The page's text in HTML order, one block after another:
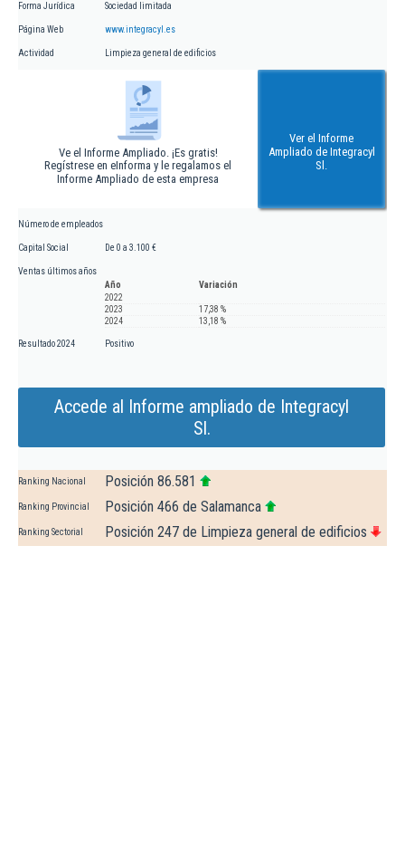
Forma Jurídica Sociedad limitada
Página Web www.integracyl.es
Actividad Limpieza general de edificios
Ve el Informe Ampliado. ¡Es gratis!
Regístrese en eInforma y le regalamos el
Informe Ampliado de esta empresa
Ver el Informe
Ampliado de Integracyl
Sl.
Número de empleados
Capital Social De 0 a 3.100 €
Ventas últimos años
Año
Variación
2022
2023
17,38 %
2024
13,18 %
Resultado 2024 Positivo
Accede al Informe ampliado de Integracyl
Sl.
Ranking Nacional Posición 86.581
Ranking Provincial Posición 466 de Salamanca
Ranking Sectorial Posición 247 de Limpieza general de edificios